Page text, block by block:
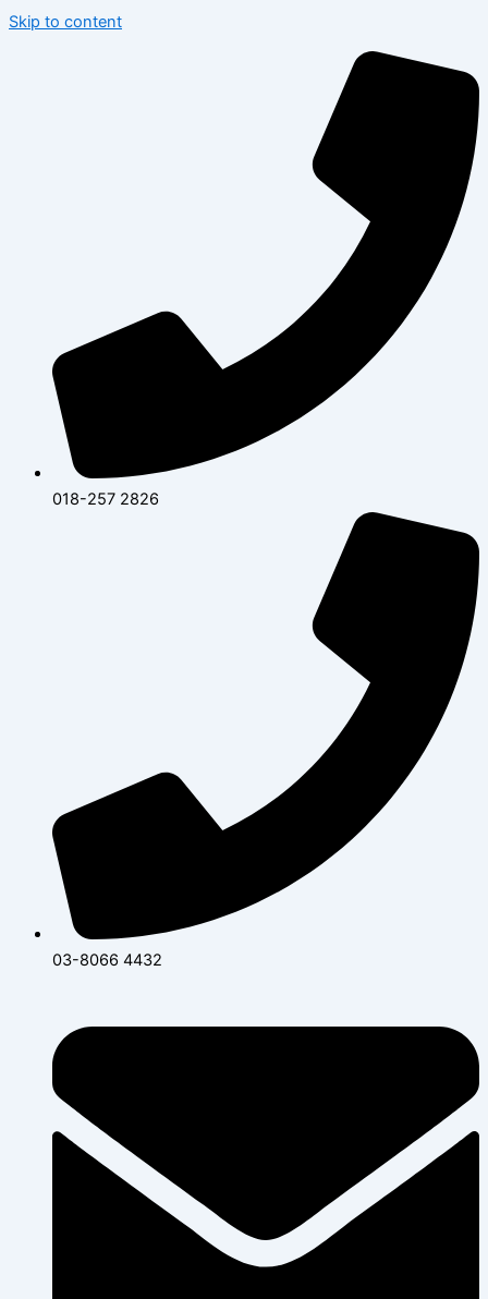
Skip to content
018-257 2826
03-8066 4432